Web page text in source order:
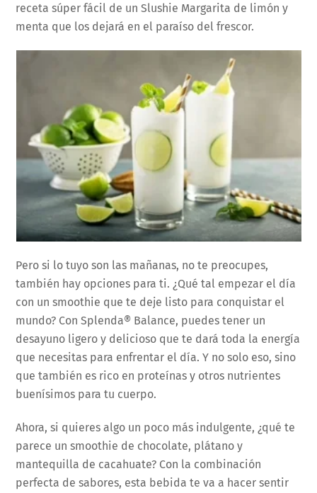
receta súper fácil de un Slushie Margarita de limón y
menta que los dejará en el paraíso del frescor.
Pero si lo tuyo son las mañanas, no te preocupes,
también hay opciones para ti. ¿Qué tal empezar el día
con un smoothie que te deje listo para conquistar el
mundo? Con Splenda® Balance, puedes tener un
desayuno ligero y delicioso que te dará toda la energía
que necesitas para enfrentar el día. Y no solo eso, sino
que también es rico en proteínas y otros nutrientes
buenísimos para tu cuerpo.
Ahora, si quieres algo un poco más indulgente, ¿qué te
parece un smoothie de chocolate, plátano y
mantequilla de cacahuate? Con la combinación
perfecta de sabores, esta bebida te va a hacer sentir